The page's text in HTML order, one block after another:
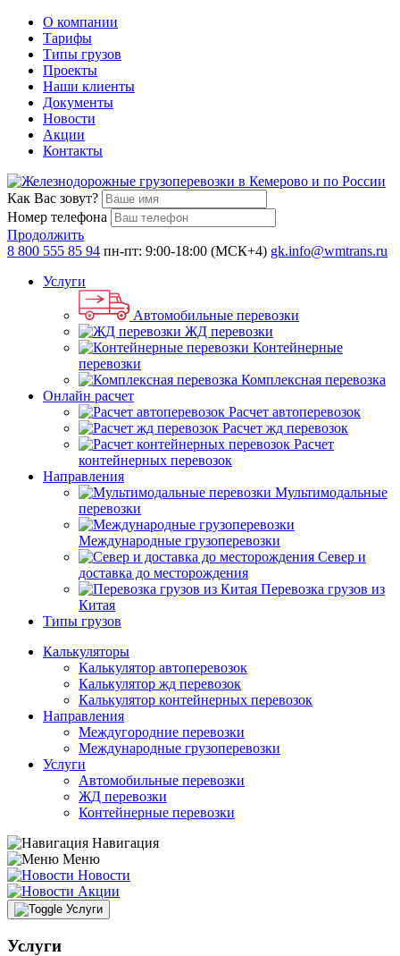
О компании
Тарифы
Типы грузов
Проекты
Наши клиенты
Документы
Новости
Акции
Контакты
Как Вас зовут?
Номер телефона
Продолжить
8 800 555 85 94 пн-пт: 9:00-18:00 (МСК+4) gk.info@wmtrans.ru
Услуги
Автомобильные перевозки
ЖД перевозки
Контейнерные
перевозки
Комплексная перевозка
Онлайн расчет
Расчет автоперевозок
Расчет жд перевозок
Расчет
контейнерных перевозок
Направления
Мультимодальные
перевозки
Международные грузоперевозки
Север и
доставка до месторождения
Перевозка грузов из
Китая
Типы грузов
Калькуляторы
Калькулятор автоперевозок
Калькулятор жд перевозок
Калькулятор контейнерных перевозок
Направления
Междугородние перевозки
Международные грузоперевозки
Услуги
Автомобильные перевозки
ЖД перевозки
Контейнерные перевозки
Навигация
Меню
Новости
Акции
Услуги
Услуги